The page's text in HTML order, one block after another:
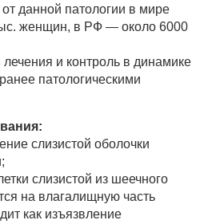
данной патологии в мире
женщин, в РФ — около 6000
лечения и контроль в динамике
патологическими
слизистой оболочки
слизистой из шеечного
на влагалищную часть
как изъязвление